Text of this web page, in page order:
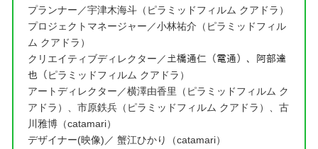
プランナー／宇津木海斗（ピラミッドフィルム クアドラ）
プロジェクトマネージャー／小林祐介（ピラミッドフィル
ム クアドラ）
クリエイティブディレクター／𡈽橋通仁（電通）、阿部達
也（ピラミッドフィルム クアドラ）
アートディレクター／横澤由香里（ピラミッドフィルム ク
アドラ）、市原鉄兵（ピラミッドフィルム クアドラ）、古
川雅博（catamari）
デザイナー(映像)／ 蟹江ひかり（catamari）